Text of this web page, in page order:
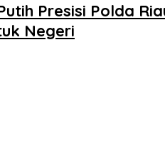
Presisi Polda
Negeri